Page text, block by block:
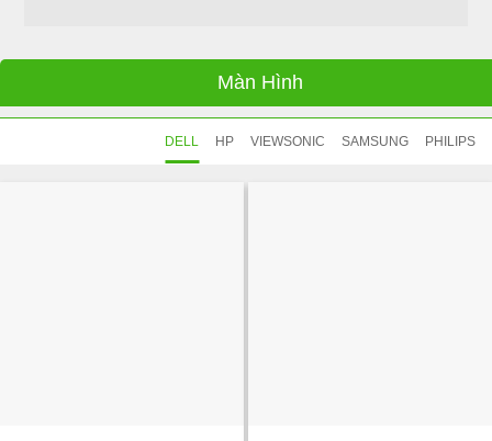
Màn Hình
DELL HP VIEWSONIC SAMSUNG PHILIPS